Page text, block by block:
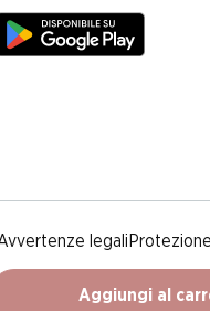
Aggiungi al
legali